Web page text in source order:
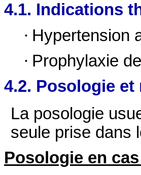
4.1. Indications
· Hypertension
· Prophylaxie
4.2. Posologie
La posologie
seule prise dans
Posologie en